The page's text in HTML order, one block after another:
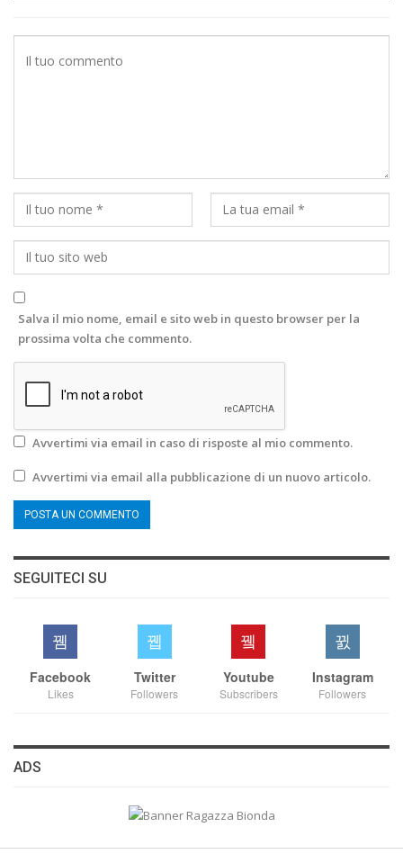
Salva il mio nome, email e sito web in questo browser per la
prossima volta che commento.
Avvertimi via email in caso di risposte al mio commento.
Avvertimi via email alla pubblicazione di un nuovo articolo.
SEGUITECI SU
Facebook
Likes
Twitter
Followers
Youtube
Subscribers
Instagram
Followers
ADS